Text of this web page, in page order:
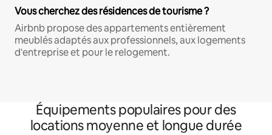
Vous cherchez des résidences de tourisme ?
Airbnb propose des appartements entièrement
meublés adaptés aux professionnels, aux logements
d'entreprise et pour le relogement.
Équipements populaires pour des
locations moyenne et longue durée